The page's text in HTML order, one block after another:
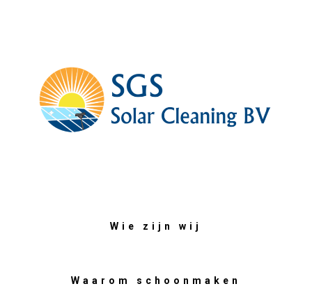
Wie zijn wij
Waarom schoonmaken